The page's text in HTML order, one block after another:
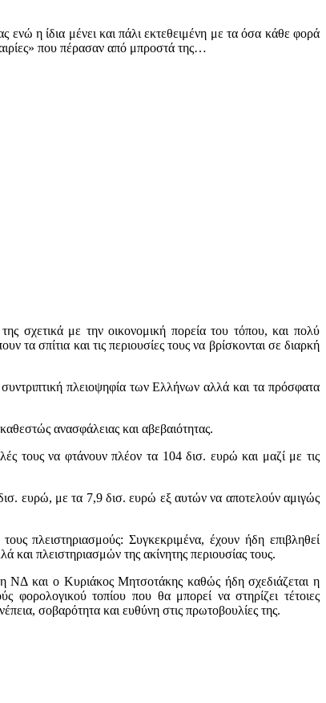
η ίδια μένει και πάλι εκτεθειμένη με τα όσα κάθε φορά
που πέρασαν από μπροστά της…
σχετικά με την οικονομική πορεία του τόπου, και πολύ
σπίτια και τις περιουσίες τους να βρίσκονται σε διαρκή
πλειοψηφία των Ελλήνων αλλά και τα πρόσφατα
ανασφάλειας και αβεβαιότητας.
τους να φτάνουν πλέον τα 104 δισ. ευρώ και μαζί με τις
ευρώ, με τα 7,9 δισ. ευρώ εξ αυτών να αποτελούν αμιγώς
πλειστηριασμούς: Συγκεκριμένα, έχουν ήδη επιβληθεί
πλειστηριασμών της ακίνητης περιουσίας τους.
ΝΔ και ο Κυριάκος Μητσοτάκης καθώς ήδη σχεδιάζεται η
φορολογικού τοπίου που θα μπορεί να στηρίζει τέτοιες
σοβαρότητα και ευθύνη στις πρωτοβουλίες της.